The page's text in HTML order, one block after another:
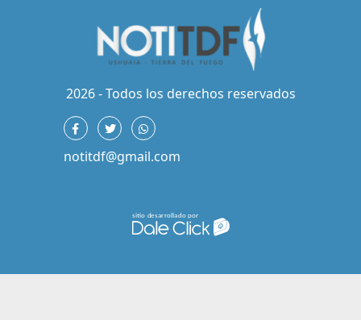
2026 - Todos los derechos reservados
notitdf@gmail.com